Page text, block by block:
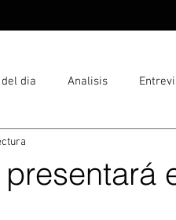
dia Analisis
del día